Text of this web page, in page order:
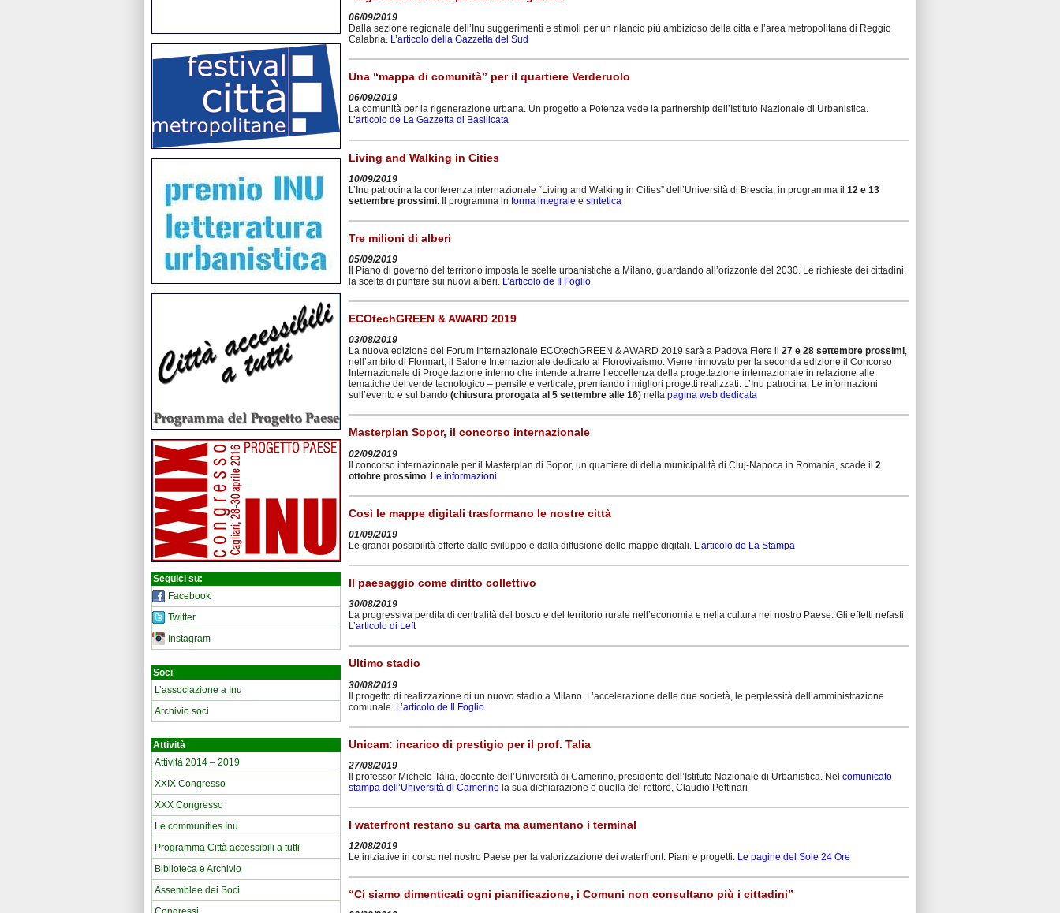
Seguici su:
Facebook
Twitter
Instagram
Soci
L’associazione a Inu
Archivio soci
Attività
Attività 2014 – 2019
XXIX Congresso
XXX Congresso
Le communities Inu
Programma Città accessibili a tutti
Biblioteca e Archivio
Assemblee dei Soci
06/09/2019
Dalla sezione regionale dell’Inu suggerimenti e stimoli per un rilancio più ambizioso della città e l’area metropolitana di Reggio
Calabria. L’articolo della Gazzetta del Sud
Una “mappa di comunità” per il quartiere Verderuolo
06/09/2019
La comunità per la rigenerazione urbana. Un progetto a Potenza vede la partnership dell’Istituto Nazionale di Urbanistica.
L’articolo de La Gazzetta di Basilicata
Living and Walking in Cities
10/09/2019
L’Inu patrocina la conferenza internazionale “Living and Walking in Cities” dell’Università di Brescia, in programma il 12 e 13
settembre prossimi . Il programma in forma integrale e sintetica
Tre milioni di alberi
05/09/2019
Il Piano di governo del territorio imposta le scelte urbanistiche a Milano, guardando all’orizzonte del 2030. Le richieste dei cittadini,
la scelta di puntare sui nuovi alberi. L’articolo de Il Foglio
ECOtechGREEN & AWARD 2019
03/08/2019
La nuova edizione del Forum Internazionale ECOtechGREEN & AWARD 2019 sarà a Padova Fiere il 27 e 28 settembre prossimi,
nell’ambito di Flormart, il Salone Internazionale dedicato al Florovivaismo. Viene rinnovato per la seconda edizione il Concorso
Internazionale di Progettazione interno che intende attrarre l’eccellenza della progettazione internazionale in relazione alle
tematiche del verde tecnologico – pensile e verticale, premiando i migliori progetti realizzati. L’Inu patrocina. Le informazioni
sull’evento e sul bando (chiusura prorogata al 5 settembre alle 16) nella pagina web dedicata
Masterplan Sopor, il concorso internazionale
02/09/2019
Il concorso internazionale per il Masterplan di Sopor, un quartiere di della municipalità di Cluj-Napoca in Romania, scade il 2
ottobre prossimo Le informazioni
Così le mappe digitali trasformano le nostre città
01/09/2019
Le grandi possibilità offerte dallo sviluppo e dalla diffusione delle mappe digitali. L’articolo de La Stampa
Il paesaggio come diritto collettivo
30/08/2019
La progressiva perdita di centralità del bosco e del territorio rurale nell’economia e nella cultura nel nostro Paese. Gli effetti nefasti.
L’articolo di Left
Ultimo stadio
30/08/2019
Il progetto di realizzazione di un nuovo stadio a Milano. L’accelerazione delle due società, le perplessità dell’amministrazione
comunale. L’articolo de Il Foglio
Unicam: incarico di prestigio per il prof. Talia
27/08/2019
Il professor Michele Talia, docente dell’Università di Camerino, presidente dell’Istituto Nazionale di Urbanistica. Nel comunicato
stampa dell’Università di Camerino la sua dichiarazione e quella del rettore, Claudio Pettinari
I waterfront restano su carta ma aumentano i terminal
12/08/2019
Le iniziative in corso nel nostro Paese per la valorizzazione dei waterfront. Piani e progetti. Le pagine del Sole 24 Ore
“Ci siamo dimenticati ogni pianificazione, i Comuni non consultano più i cittadini”